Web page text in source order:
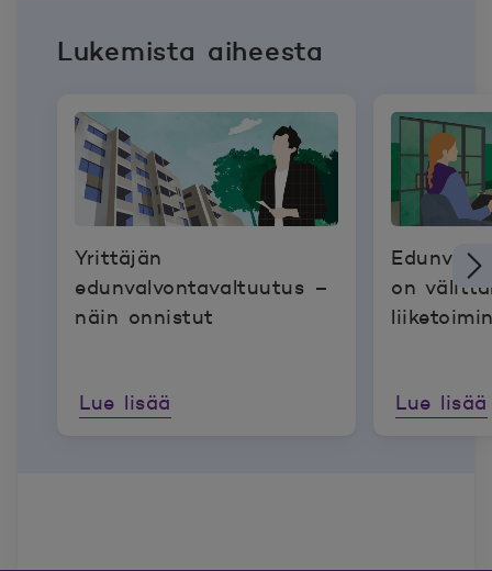
Lukemista aiheesta
Yrittäjän
edunvalvontavaltuutus –
näin onnistut
Lue lisää
on
Lue lisää